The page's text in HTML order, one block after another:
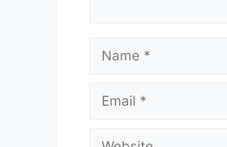
Name
Email
Website